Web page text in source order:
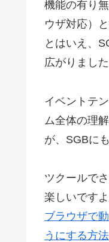
機能の有り
ウザ対応）
とはいえ、
広がりました
イベントテ
ム全体の理
が、SGBに
ツクールで
楽しいです
ブラウザで
うにする方